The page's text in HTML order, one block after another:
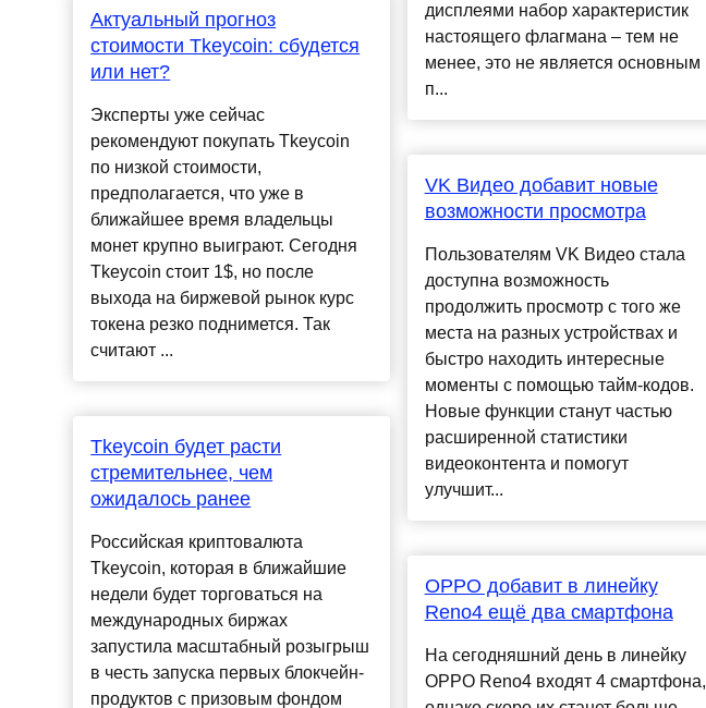
Актуальный прогноз
стоимости Tkeycoin: сбудется
или нет?
Эксперты уже сейчас
рекомендуют покупать Tkeycoin
по низкой стоимости,
предполагается, что уже в
ближайшее время владельцы
монет крупно выиграют. Сегодня
Tkeycoin стоит 1$, но после
выхода на биржевой рынок курс
токена резко поднимется. Так
считают ...
Tkeycoin будет расти
стремительнее, чем
ожидалось ранее
Российская криптовалюта
Tkeycoin, которая в ближайшие
недели будет торговаться на
международных биржах
запустила масштабный розыгрыш
в честь запуска первых блокчейн-
продуктов с призовым фондом
дисплеями набор характеристик
настоящего флагмана – тем не
менее, это не является основным
п...
VK Видео добавит новые
возможности просмотра
Пользователям VK Видео стала
доступна возможность
продолжить просмотр с того же
места на разных устройствах и
быстро находить интересные
моменты с помощью тайм-кодов.
Новые функции станут частью
расширенной статистики
видеоконтента и помогут
улучшит...
OPPO добавит в линейку
Reno4 ещё два смартфона
На сегодняшний день в линейку
OPPO Reno4 входят 4 смартфона,